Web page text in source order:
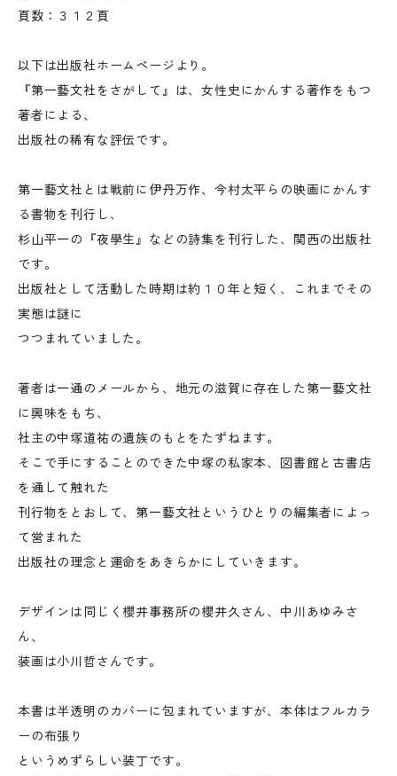
頁数：３１２頁
以下は出版社ホームページより。
『第一藝文社をさがして』は、女性史にかんする著作をもつ
著者による、
出版社の稀有な評伝です。
第一藝文社とは戦前に伊丹万作、今村太平らの映画にかんす
る書物を刊行し、
杉山平一の『夜學生』などの詩集を刊行した、関西の出版社
です。
出版社として活動した時期は約１０年と短く、これまでその
実態は謎に
つつまれていました。
著者は一通のメールから、地元の滋賀に存在した第一藝文社
に興味をもち、
社主の中塚道祐の遺族のもとをたずねます。
そこで手にすることのできた中塚の私家本、図書館と古書店
を通して触れた
刊行物をとおして、第一藝文社というひとりの編集者によっ
て営まれた
出版社の理念と運命をあきらかにしていきます。
デザインは同じく櫻井事務所の櫻井久さん、中川あゆみさ
ん、
装画は小川哲さんです。
本書は半透明のカバーに包まれていますが、本体はフルカラ
ーの布張り
というめずらしい装丁です。